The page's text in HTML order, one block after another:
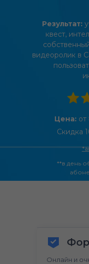
Результат:
квест,
видеоролик в
Цена: от
Скидка
*
**в день
Онлайн и